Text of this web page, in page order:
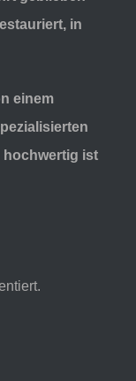
in
einem
hochwertig ist